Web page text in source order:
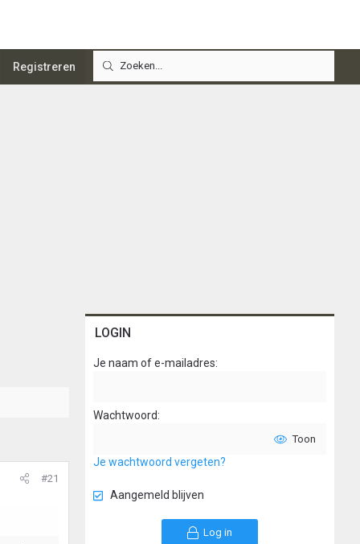
Registreren
#21
LOGIN
Je naam of e-mailadres
Wachtwoord
Toon
Je wachtwoord vergeten?
Aangemeld blijven
Log in